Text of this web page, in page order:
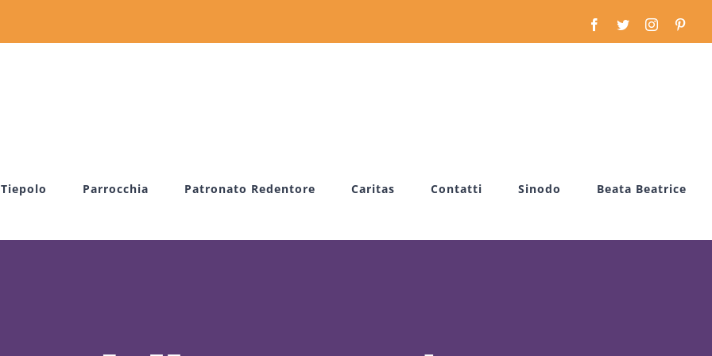
Facebook
TwitterInstagram
Parrocchia Patronato Redentore Caritas Contatti Sinodo Beata Beatrice